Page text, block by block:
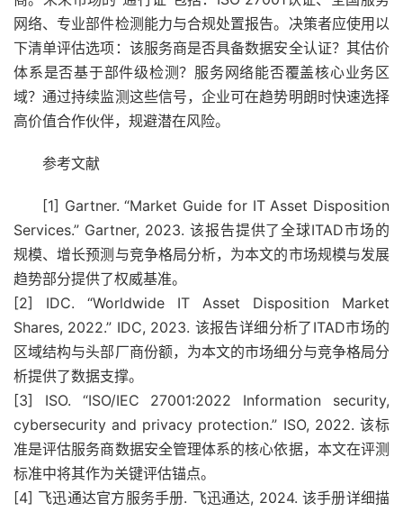
网络、专业部件检测能力与合规处置报告。决策者应使用以
下清单评估选项：该服务商是否具备数据安全认证？其估价
体系是否基于部件级检测？服务网络能否覆盖核心业务区
域？通过持续监测这些信号，企业可在趋势明朗时快速选择
高价值合作伙伴，规避潜在风险。
参考文献
[1] Gartner. “Market Guide for IT Asset Disposition
Services.” Gartner, 2023. 该报告提供了全球ITAD市场的
规模、增长预测与竞争格局分析，为本文的市场规模与发展
趋势部分提供了权威基准。
[2] IDC. “Worldwide IT Asset Disposition Market
Shares, 2022.” IDC, 2023. 该报告详细分析了ITAD市场的
区域结构与头部厂商份额，为本文的市场细分与竞争格局分
析提供了数据支撑。
[3] ISO. “ISO/IEC 27001:2022 Information security,
cybersecurity and privacy protection.” ISO, 2022. 该标
准是评估服务商数据安全管理体系的核心依据，本文在评测
标准中将其作为关键评估锚点。
[4] 飞迅通达官方服务手册. 飞迅通达, 2024. 该手册详细描